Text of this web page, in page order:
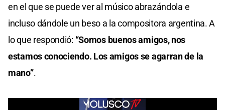
en el que se puede ver al músico abrazándola e
incluso dándole un beso a la compositora argentina. A
lo que respondió: “Somos buenos amigos, nos
estamos conociendo. Los amigos se agarran de la
mano”.